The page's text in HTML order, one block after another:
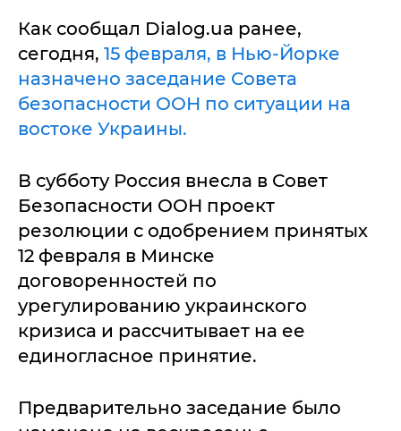
Как сообщал Dialog.ua ранее,
сегодня, 15 февраля, в Нью-Йорке
назначено заседание Совета
безопасности ООН по ситуации на
востоке Украины.
В субботу Россия внесла в Совет
Безопасности ООН проект
резолюции с одобрением принятых
12 февраля в Минске
договоренностей по
урегулированию украинского
кризиса и рассчитывает на ее
единогласное принятие.
Предварительно заседание было